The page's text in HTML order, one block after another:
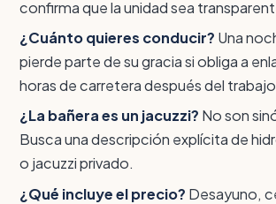
confirma que la unidad sea
¿Cuánto quieres conducir? Una
pierde parte de su gracia si obliga a
horas de carretera después del
¿La bañera es un jacuzzi? No son
Busca una descripción explícita de
o jacuzzi privado.
¿Qué incluye el precio? Desayuno,